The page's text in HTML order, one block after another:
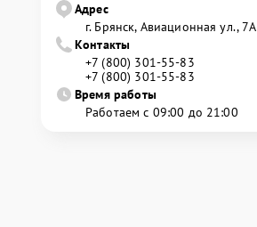
Адрес
г. Брянск, Авиационная ул., 7А
Контакты
+7 (800) 301-55-83
+7 (800) 301-55-83
Время работы
Работаем с 09:00 до 21:00